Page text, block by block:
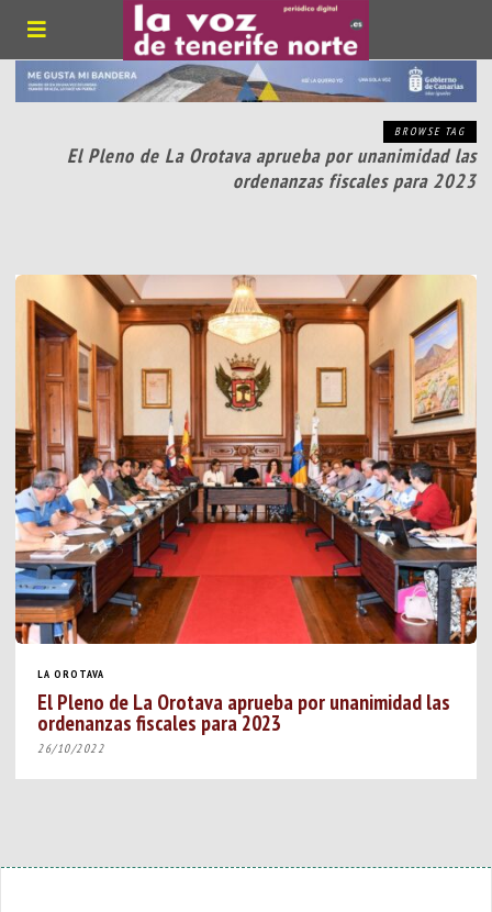
BROWSE TAG
El Pleno de La Orotava aprueba por unanimidad las
ordenanzas fiscales para 2023
LA OROTAVA
El Pleno de La Orotava aprueba por unanimidad las
ordenanzas fiscales para 2023
26/10/2022